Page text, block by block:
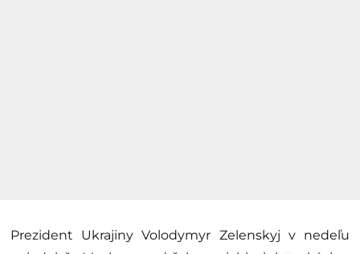
Prezident Ukrajiny Volodymyr Zelenskyj v nedeľu